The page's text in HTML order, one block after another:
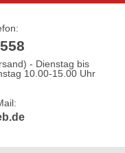
- Dienstag bis
10.00-15.00 Uhr